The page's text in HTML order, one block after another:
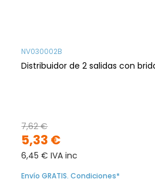
NV030002B
Distribuidor de 2 salidas con
5,33 €
7,62 €
6,45 € IVA inc
Envío GRATIS. Condiciones*